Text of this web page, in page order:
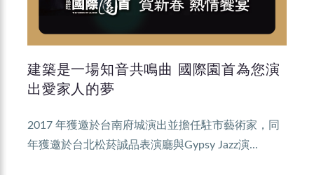
建築是一場知音共鳴曲 國際園首為您演
出愛家人的夢
2017 年獲邀於台南府城演出並擔任駐市藝術家，同
年獲邀於台北松菸誠品表演廳與Gypsy Jazz演...